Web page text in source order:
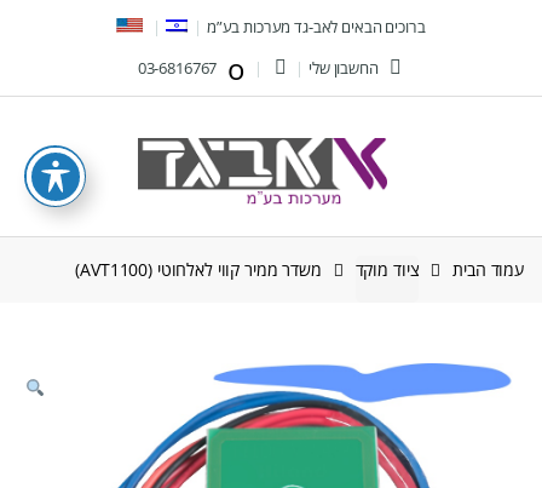
ברוכים הבאים לאב-גד מערכות בע”מ
החשבון שלי
עמוד הבית ציוד מוקד משדר ממיר קווי לאלחוטי (AVT1100)